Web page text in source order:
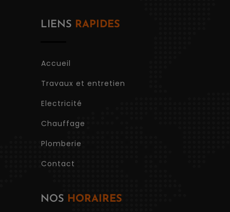
LIENS RAPIDES
Accueil
Travaux et entretien
Electricité
Chauffage
Plomberie
Contact
NOS HORAIRES